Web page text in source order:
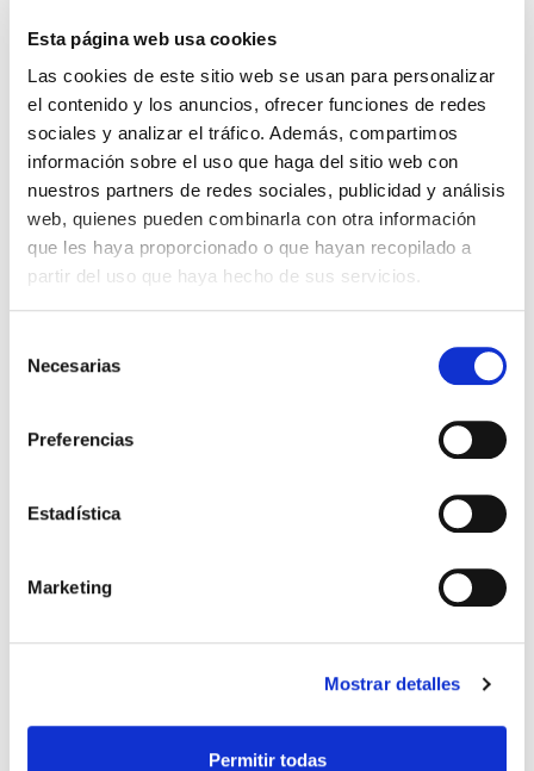
Esta página web usa cookies
Las cookies de este sitio web se usan para personalizar
el contenido y los anuncios, ofrecer funciones de redes
sociales y analizar el tráfico. Además, compartimos
información sobre el uso que haga del sitio web con
nuestros partners de redes sociales, publicidad y análisis
web, quienes pueden combinarla con otra información
que les haya proporcionado o que hayan recopilado a
partir del uso que haya hecho de sus servicios.
Necesarias
Preferencias
Estadística
Marketing
Mostrar detalles
Permitir todas
CANTIDAD
Es necesario comprar el tampón de tinta a parte
(250 caracteres como máximo)
Nombre del
niño/a
Fecha de la
comunión